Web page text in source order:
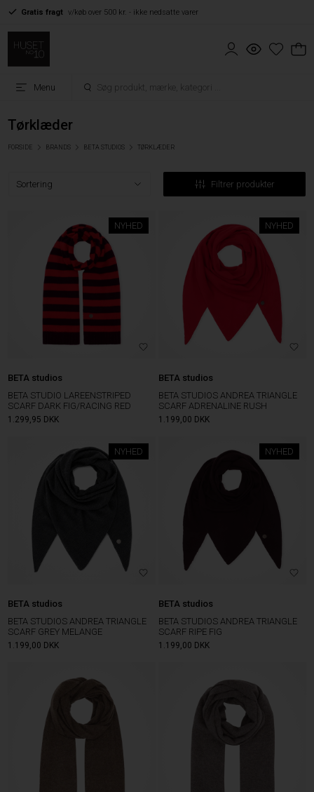
Gratis fragt v/køb over 500 kr. - ikke nedsatte varer
Menu
Tørklæder
FORSIDE BRANDS BETA STUDIOS TØRKLÆDER
Filtrer produkter
NYHED
BETA studios
BETA STUDIO LAREENSTRIPED
SCARF DARK FIG/RACING RED
1.299,95 DKK
NYHED
BETA studios
BETA STUDIOS ANDREA TRIANGLE
SCARF ADRENALINE RUSH
1.199,00 DKK
NYHED
BETA studios
BETA STUDIOS ANDREA TRIANGLE
SCARF GREY MELANGE
1.199,00 DKK
NYHED
BETA studios
BETA STUDIOS ANDREA TRIANGLE
SCARF RIPE FIG
1.199,00 DKK